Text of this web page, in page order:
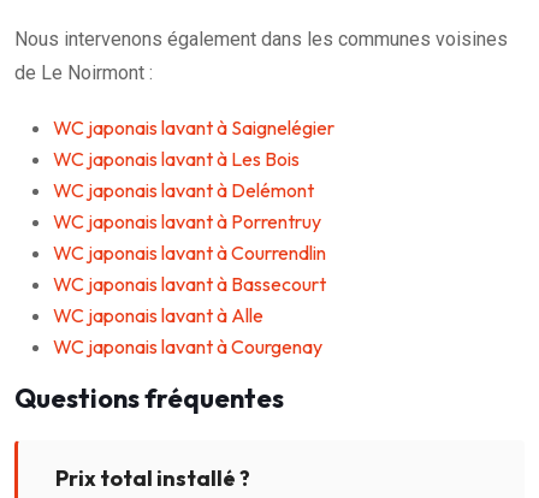
Nous intervenons également dans les communes voisines
de Le Noirmont :
WC japonais lavant à Saignelégier
WC japonais lavant à Les Bois
WC japonais lavant à Delémont
WC japonais lavant à Porrentruy
WC japonais lavant à Courrendlin
WC japonais lavant à Bassecourt
WC japonais lavant à Alle
WC japonais lavant à Courgenay
Questions fréquentes
Prix total installé ?